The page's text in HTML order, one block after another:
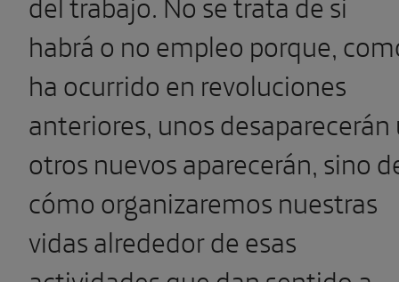
habrá o no empleo porque,
ha ocurrido en revoluciones
anteriores, unos desaparecerán
otros nuevos aparecerán, sino
cómo organizaremos nuestras
vidas alrededor de esas